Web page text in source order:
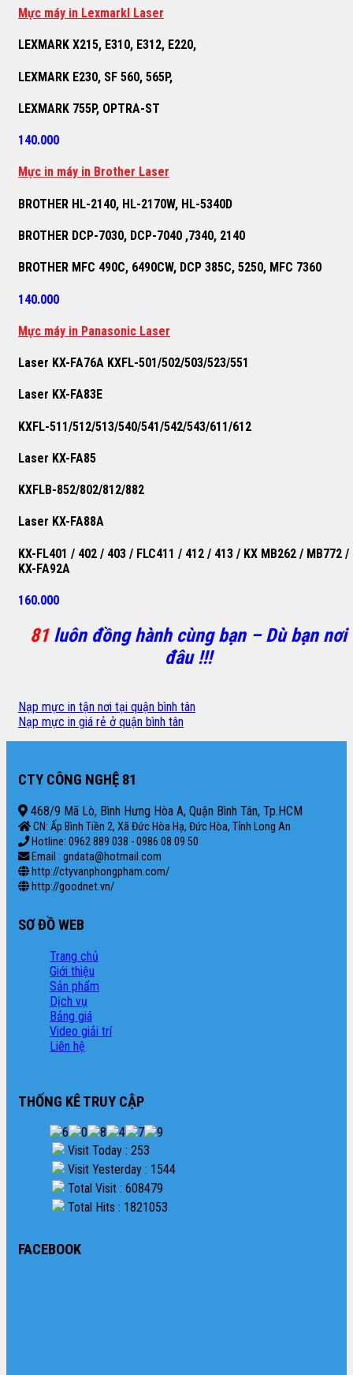
Mực máy in Lexmarkl Laser
LEXMARK X215, E310, E312, E220,
LEXMARK E230, SF 560, 565P,
LEXMARK 755P, OPTRA-ST
140.000
Mực in máy in Brother Laser
BROTHER HL-2140, HL-2170W, HL-5340D
BROTHER DCP-7030, DCP-7040 ,7340, 2140
BROTHER MFC 490C, 6490CW, DCP 385C, 5250, MFC 7360
140.000
Mực máy in Panasonic Laser
Laser KX-FA76A KXFL-501/502/503/523/551
Laser KX-FA83E
KXFL-511/512/513/540/541/542/543/611/612
Laser KX-FA85
KXFLB-852/802/812/882
Laser KX-FA88A
KX-FL401 / 402 / 403 / FLC411 / 412 / 413 / KX MB262 / MB772 /
KX-FA92A
160.000
81luôn đồng hành cùng bạn – Dù bạn nơi
đâu !!!
Nạp mực in tận nơi tại quận bình tân
Nạp mực in giá rẻ ở quận bình tân
CTY CÔNG NGHỆ 81
468/9 Mã Lò, Bình Hưng Hòa A, Quận Bình Tân, Tp.HCM
CN: Ấp Bình Tiền 2, Xã Đức Hòa Hạ, Đức Hòa, Tỉnh Long An
Hotline: 0962 889 038 - 0986 08 09 50
Email : gndata@hotmail.com
http://ctyvanphongpham.com/
http://goodnet.vn/
SƠ ĐỒ WEB
Trang chủ
Giới thiệu
Sản phẩm
Dịch vụ
Bảng giá
Video giải trí
Liên hệ
THỐNG KÊ TRUY CẬP
Visit Today : 253
Visit Yesterday : 1544
Total Visit : 608479
Total Hits : 1821053
FACEBOOK